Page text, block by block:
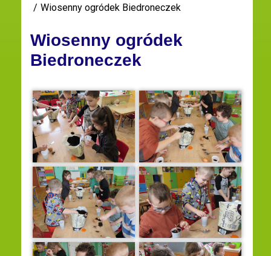
Wiosenny ogródek Biedroneczek
Wiosenny ogródek
Biedroneczek